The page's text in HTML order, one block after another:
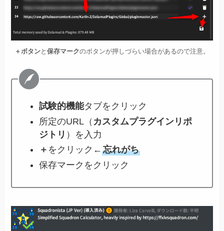
＋ボタンと 保存マークのボタンが押しづらい場合があるので注意。
試験的機能タブをクリック
所定のURL（ カスタムプラグインリポ
ジトリ ）を入力
＋ をクリック←忘れがち
保存マークをクリック